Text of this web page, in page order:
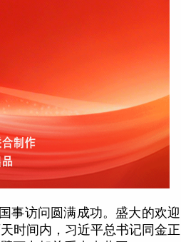
访问圆满成功。盛大的欢迎
时间内，习近平总书记同金正